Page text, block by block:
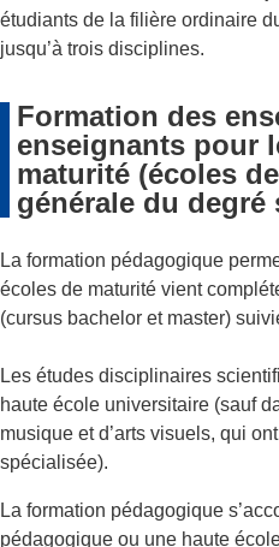
étudiants de la filière ordinaire
jusqu’à trois disciplines.
Formation des
enseignants pour
maturité (écoles
générale du degré
La formation pédagogique
écoles de maturité vient
(cursus bachelor et master)
Les études disciplinaires
haute école universitaire (sauf
musique et d’arts visuels, qui
spécialisée).
La formation pédagogique
pédagogique ou une haute